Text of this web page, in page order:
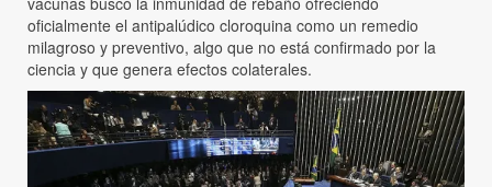
oficialmente el antipalúdico cloroquina como un remedio
milagroso y preventivo, algo que no está confirmado por la
ciencia y que genera efectos colaterales.